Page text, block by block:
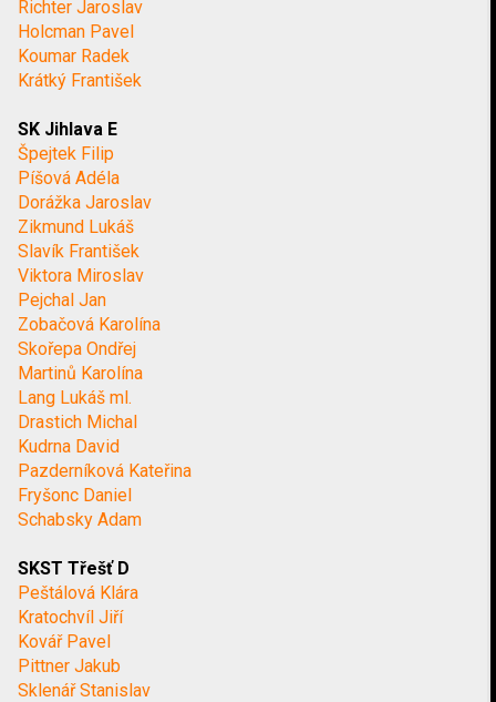
Richter Jaroslav
Holcman Pavel
Koumar Radek
Krátký František
SK Jihlava E
Špejtek Filip
Píšová Adéla
Dorážka Jaroslav
Zikmund Lukáš
Slavík František
Viktora Miroslav
Pejchal Jan
Zobačová Karolína
Skořepa Ondřej
Martinů Karolína
Lang Lukáš ml.
Drastich Michal
Kudrna David
Pazderníková Kateřina
Fryšonc Daniel
Schabsky Adam
SKST Třešť D
Peštálová Klára
Kratochvíl Jiří
Kovář Pavel
Pittner Jakub
Sklenář Stanislav